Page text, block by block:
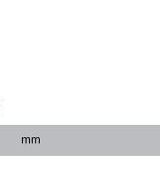
mm